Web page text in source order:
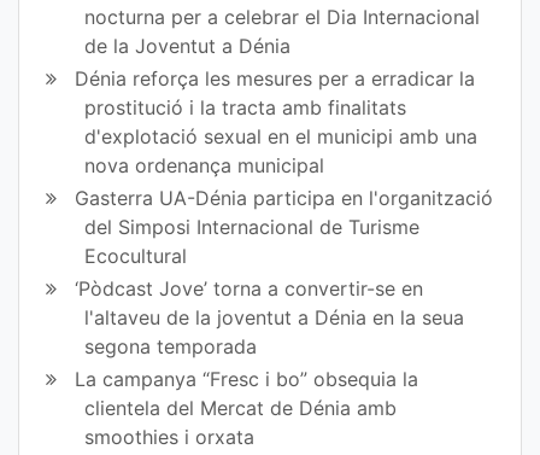
nocturna per a celebrar el Dia Internacional
de la Joventut a Dénia
Dénia reforça les mesures per a erradicar la
prostitució i la tracta amb finalitats
d'explotació sexual en el municipi amb una
nova ordenança municipal
Gasterra UA-Dénia participa en l'organització
del Simposi Internacional de Turisme
Ecocultural
‘Pòdcast Jove’ torna a convertir-se en
l'altaveu de la joventut a Dénia en la seua
segona temporada
La campanya “Fresc i bo” obsequia la
clientela del Mercat de Dénia amb
smoothies i orxata